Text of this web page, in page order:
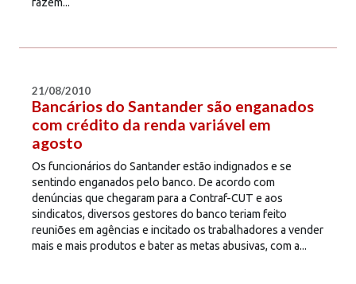
21/08/2010
Bancários do Santander são enganados
com crédito da renda variável em
agosto
Os funcionários do Santander estão indignados e se
sentindo enganados pelo banco. De acordo com
denúncias que chegaram para a Contraf-CUT e aos
sindicatos, diversos gestores do banco teriam feito
reuniões em agências e incitado os trabalhadores a vender
mais e mais produtos e bater as metas abusivas, com a...